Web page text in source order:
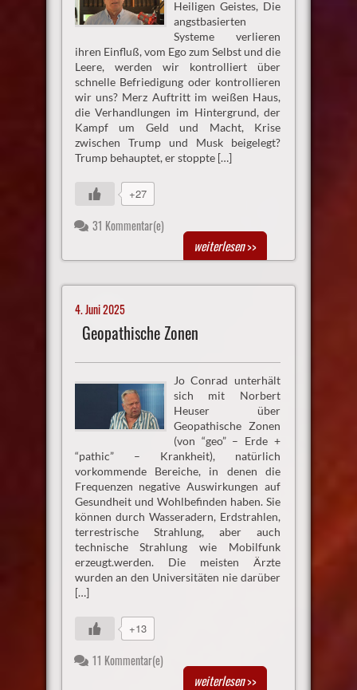
Heiligen Geistes, Die
angstbasierten
Systeme verlieren
ihren Einfluß, vom Ego zum Selbst und die
Leere, werden wir kontrolliert über
schnelle Befriedigung oder kontrollieren
wir uns? Merz Auftritt im weißen Haus,
die Verhandlungen im Hintergrund, der
Kampf um Geld und Macht, Krise
zwischen Trump und Musk beigelegt?
Trump behauptet, er stoppte […]
+27
31 Kommentar(e)
weiterlesen>>
4. Juni 2025
Geopathische Zonen
Jo Conrad unterhält
sich mit Norbert
Heuser über
Geopathische Zonen
(von “geo” – Erde +
“pathic” – Krankheit), natürlich
vorkommende Bereiche, in denen die
Frequenzen negative Auswirkungen auf
Gesundheit und Wohlbefinden haben. Sie
können durch Wasseradern, Erdstrahlen,
terrestrische Strahlung, aber auch
technische Strahlung wie Mobilfunk
erzeugt.werden. Die meisten Ärzte
wurden an den Universitäten nie darüber
[…]
+13
11 Kommentar(e)
weiterlesen>>